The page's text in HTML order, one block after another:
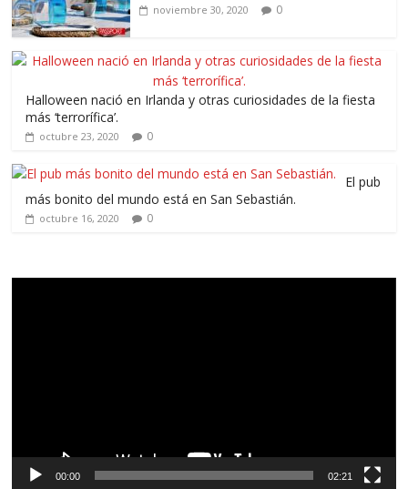
noviembre 30, 2020 0
Halloween nació en Irlanda y otras curiosidades de la fiesta
más ‘terrorífica’.
octubre 23, 2020 0
El pub
más bonito del mundo está en San Sebastián.
octubre 16, 2020 0
00:00 02:21